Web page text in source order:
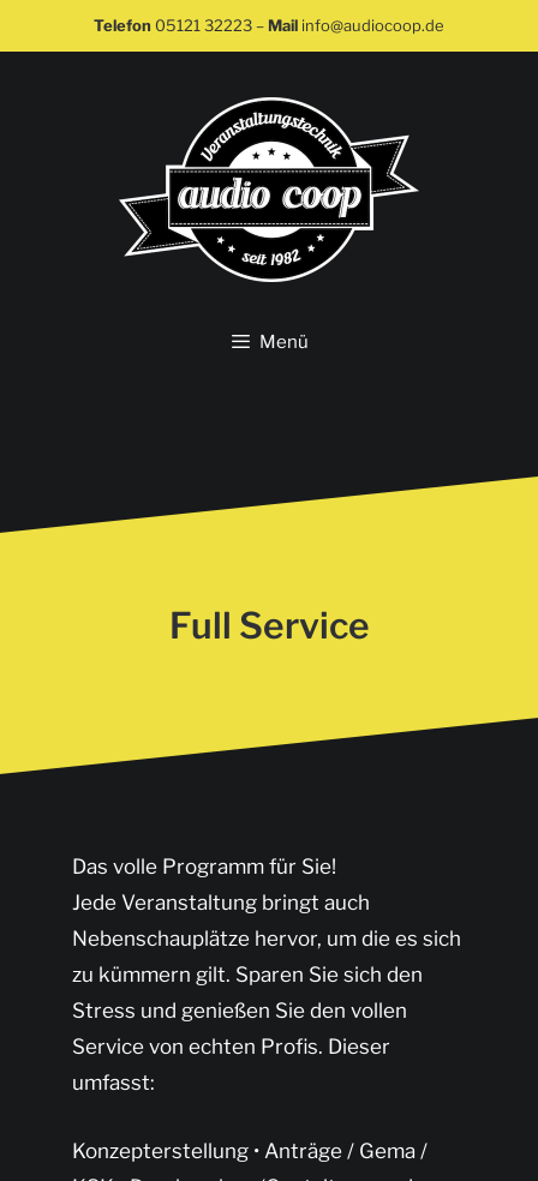
Telefon 05121 32223– Mail info@audiocoop.de
Menü
Full Service
Das volle Programm für Sie!
Jede Veranstaltung bringt auch
Nebenschauplätze hervor, um die es sich
zu kümmern gilt. Sparen Sie sich den
Stress und genießen Sie den vollen
Service von echten Profis. Dieser
umfasst:
Konzepterstellung • Anträge / Gema /